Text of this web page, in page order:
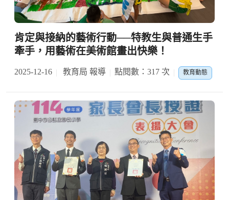
肯定與接納的藝術行動──特教生與普通生手
牽手，用藝術在美術館畫出快樂！
2025-12-16 教育局 報導 點閱數：317 次 教育動態